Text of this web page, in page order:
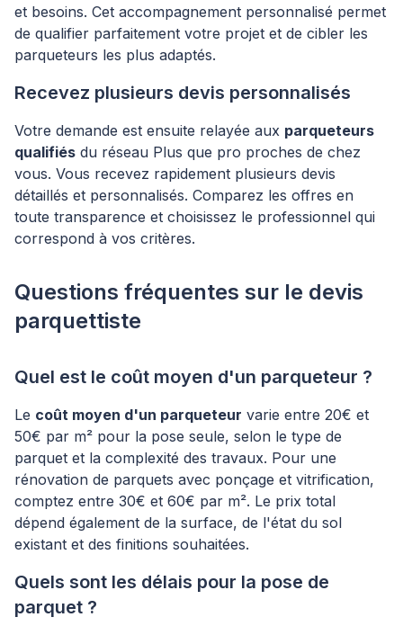
et besoins. Cet accompagnement personnalisé permet
de qualifier parfaitement votre projet et de cibler les
parqueteurs les plus adaptés.
Recevez plusieurs devis personnalisés
Votre demande est ensuite relayée aux parqueteurs
qualifiés du réseau Plus que pro proches de chez
vous. Vous recevez rapidement plusieurs devis
détaillés et personnalisés. Comparez les offres en
toute transparence et choisissez le professionnel qui
correspond à vos critères.
Questions fréquentes sur le devis
parquettiste
Quel est le coût moyen d'un parqueteur ?
Le coût moyen d'un parqueteur varie entre 20€ et
50€ par m² pour la pose seule, selon le type de
parquet et la complexité des travaux. Pour une
rénovation de parquets avec ponçage et vitrification,
comptez entre 30€ et 60€ par m². Le prix total
dépend également de la surface, de l'état du sol
existant et des finitions souhaitées.
Quels sont les délais pour la pose de
parquet ?